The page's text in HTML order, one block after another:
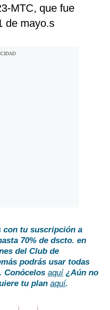
MTC, que fue
de mayo.s
con tu suscripción a
70% de dscto. en
del Club de
podrás usar todas
Conócelos aquí ¿Aún no
tu plan aquí.